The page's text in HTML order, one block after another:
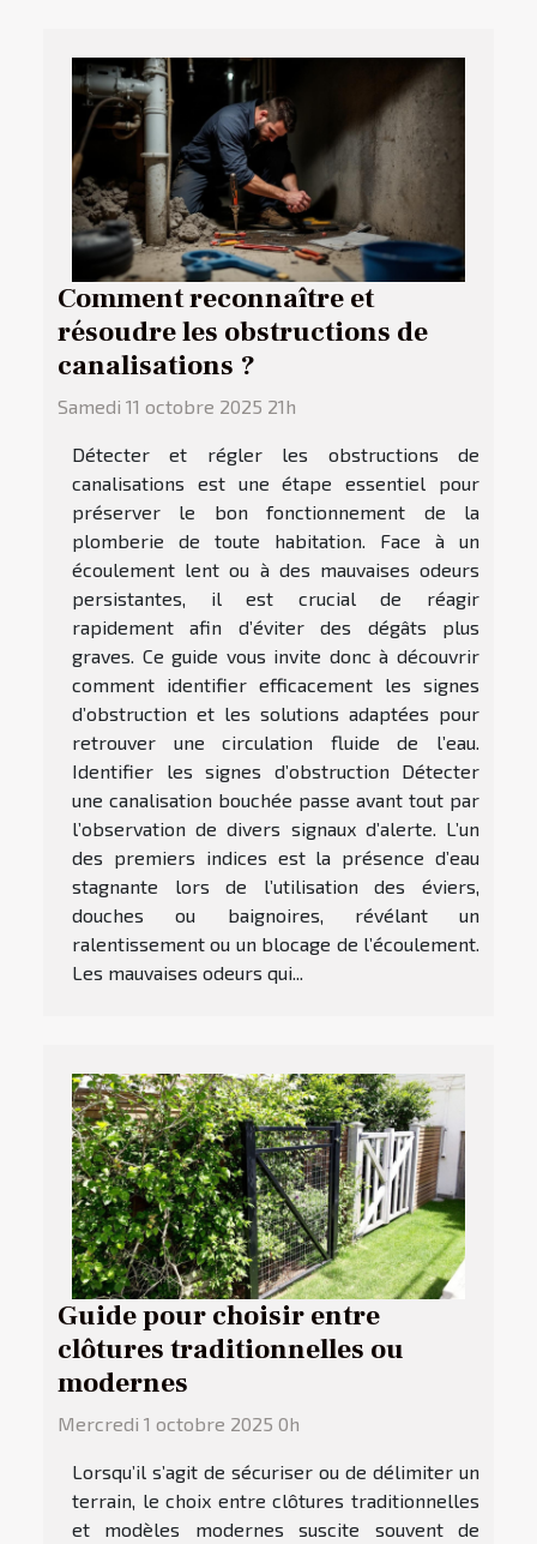
Comment reconnaître et
résoudre les obstructions de
canalisations ?
Samedi 11 octobre 2025 21h
Détecter et régler les obstructions de
canalisations est une étape essentiel pour
préserver le bon fonctionnement de la
plomberie de toute habitation. Face à un
écoulement lent ou à des mauvaises odeurs
persistantes, il est crucial de réagir
rapidement afin d’éviter des dégâts plus
graves. Ce guide vous invite donc à découvrir
comment identifier efficacement les signes
d’obstruction et les solutions adaptées pour
retrouver une circulation fluide de l’eau.
Identifier les signes d’obstruction Détecter
une canalisation bouchée passe avant tout par
l’observation de divers signaux d’alerte. L’un
des premiers indices est la présence d’eau
stagnante lors de l’utilisation des éviers,
douches ou baignoires, révélant un
ralentissement ou un blocage de l’écoulement.
Les mauvaises odeurs qui...
Guide pour choisir entre
clôtures traditionnelles ou
modernes
Mercredi 1 octobre 2025 0h
Lorsqu’il s’agit de sécuriser ou de délimiter un
terrain, le choix entre clôtures traditionnelles
et modèles modernes suscite souvent de